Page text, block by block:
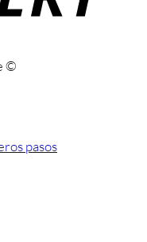
©
pasos